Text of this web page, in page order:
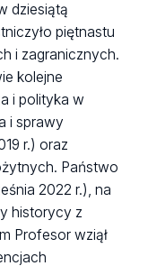
dziesiątą
piętnastu
i zagranicznych.
kolejne
i polityka w
i sprawy
r.) oraz
Państwo
2022 r.), na
historycy z
Profesor wziął